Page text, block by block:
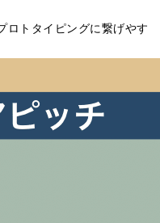
ロトタイピングに繋げやす